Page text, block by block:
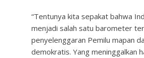
“Tentunya kita sepakat bahwa
menjadi salah satu barometer
penyelenggaran Pemilu mapan
demokratis. Yang meninggalkan